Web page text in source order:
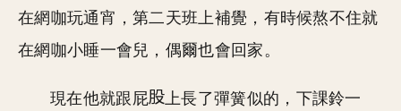
在網咖玩通宵，第二天班上補覺，有時候熬不住就
在網咖小睡一會兒，偶爾也會回家。
現在他就跟屁
上長了彈簧似的，下課鈴一